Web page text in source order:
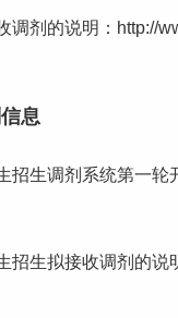
调剂的说明：http://
息
招生调剂系统第一
招生拟接收调剂的